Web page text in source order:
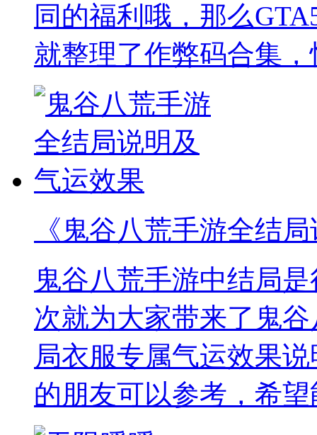
同的福利哦，那么
就整理了作弊码合集
《鬼谷八荒手游全结
鬼谷八荒手游中结局
次就为大家带来了鬼
局衣服专属气运效果
的朋友可以参考，希